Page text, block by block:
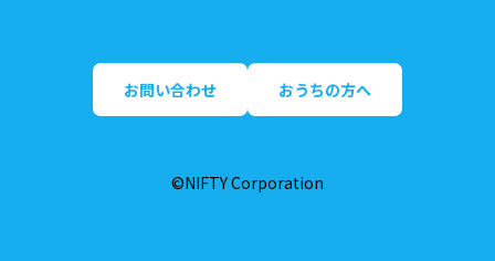
お問い合わせ おうちの方へ
©NIFTY Corporation